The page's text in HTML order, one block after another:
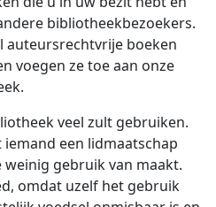
bibliotheekbezoekers.
boeken
voegen ze toe aan onze
veel zult gebruiken.
een lidmaatschap
gebruik van maakt.
omdat uzelf het gebruik